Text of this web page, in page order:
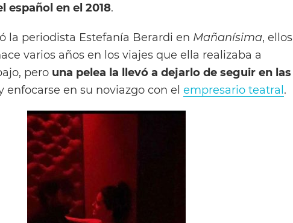
español en el 2018.
la periodista Estefanía Berardi en Mañanísima, ellos
varios años en los viajes que ella realizaba a
pero una pelea la llevó a dejarlo de seguir en las
enfocarse en su noviazgo con el empresario teatral.